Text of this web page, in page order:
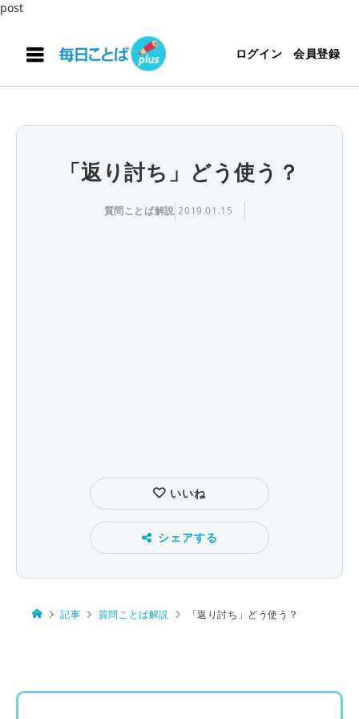
post
ログイン 会員登録
「返り討ち」どう使う？
質問ことば解説 2019.01.15
いいね
シェアする
記事 質問ことば解説 「返り討ち」どう使う？